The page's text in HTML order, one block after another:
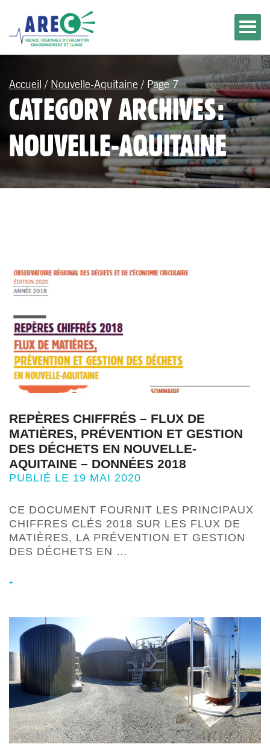
Accueil / Nouvelle-Aquitaine / Page 7
CATEGORY ARCHIVES:
NOUVELLE-AQUITAINE
REPÈRES CHIFFRÉS – FLUX DE
MATIÈRES, PRÉVENTION ET GESTION
DES DÉCHETS EN NOUVELLE-
AQUITAINE – DONNÉES 2018
PUBLIÉ LE 19 MAI 2020
CE DOCUMENT FOURNIT LES PRINCIPAUX
CHIFFRES CLÉS 2018 SUR LES FLUX DE
MATIÈRES, LA PRÉVENTION ET GESTION
DES DÉCHETS EN …
+